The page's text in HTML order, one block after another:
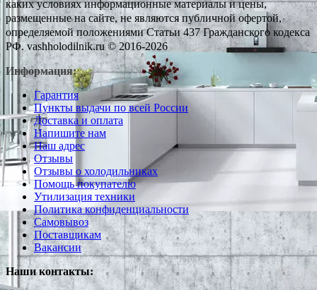
каких условиях информационные материалы и цены,
размещенные на сайте, не являются публичной офертой,
определяемой положениями Статьи 437 Гражданского кодекса
РФ. vashholodilnik.ru © 2016-2026
Информация:
Гарантия
Пункты выдачи по всей России
Доставка и оплата
Напишите нам
Наш адрес
Отзывы
Отзывы о холодильниках
Помощь покупателю
Утилизация техники
Политика конфиденциальности
Самовывоз
Поставщикам
Вакансии
Наши контакты: